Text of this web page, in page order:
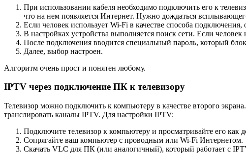
При использовании кабеля необходимо подключить его к
что на нем появляется Интернет. Нужно дождаться
Если человек использует Wi-Fi в качестве способа
В настройках устройства выполняется поиск сети. Если
После подключения вводится специальный пароль, который
Далее, выбор настроен.
Алгоритм очень прост и понятен любому.
IPTV через подключение ПК к телевизору
Телевизор можно подключить к компьютеру в качестве второго
транслировать каналы IPTV. Для настройки IPTV:
Подключите телевизор к компьютеру и просматривайте его как
Сопрягайте ваш компьютер с проводным или Wi-Fi Интернетом.
Скачать VLC для ПК (или аналогичный), который работает с